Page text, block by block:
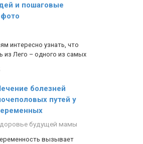
и пошаговые
интересно узнать, что
из Лего – одного из самых
болезней
путей у
будущей мамы
вызывает